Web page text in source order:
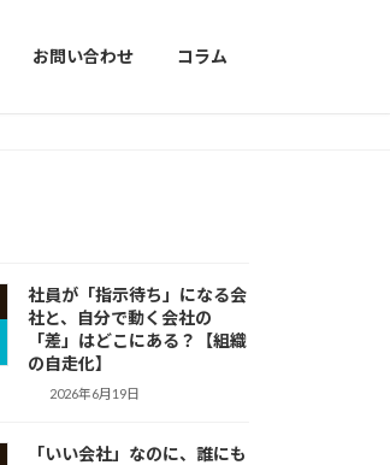
お問い合わせ コラム
社員が「指示待ち」になる会
社と、自分で動く会社の
「差」はどこにある？【組織
の自走化】
2026年6月19日
「いい会社」なのに、誰にも